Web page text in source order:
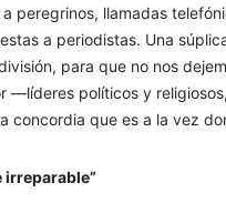
peregrinos, llamadas
a periodistas. Una
para que no nos
—líderes políticos y
concordia que es a la vez
irreparable”